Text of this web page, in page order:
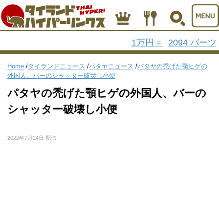
1万円 = 2094 バーツ
Home /タイランドニュース /パタヤニュース /パタヤの禿げた顎ヒゲの
外国人、バーのシャッター破壊し小便
パタヤの禿げた顎ヒゲの外国人、バーの
シャッター破壊し小便
2022年7月24日 配信